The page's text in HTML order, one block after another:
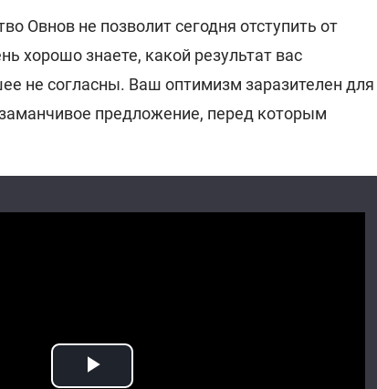
Овнов не позволит сегодня отступить от
хорошо знаете, какой результат вас
не согласны. Ваш оптимизм заразителен для
предложение, перед которым